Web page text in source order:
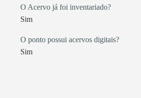
O Acervo já foi inventariado?
Sim
O ponto possui acervos digitais?
Sim